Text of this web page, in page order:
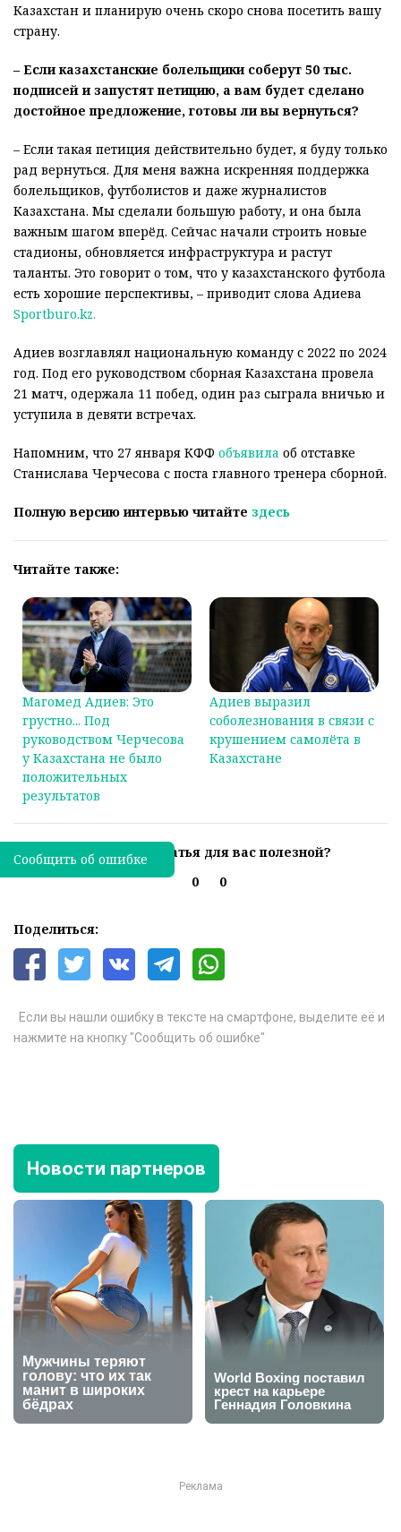
Казахстан и планирую очень скоро снова посетить вашу
страну.
– Если казахстанские болельщики соберут 50 тыс.
подписей и запустят петицию, а вам будет сделано
достойное предложение, готовы ли вы вернуться?
– Если такая петиция действительно будет, я буду только
рад вернуться. Для меня важна искренняя поддержка
болельщиков, футболистов и даже журналистов
Казахстана. Мы сделали большую работу, и она была
важным шагом вперёд. Сейчас начали строить новые
стадионы, обновляется инфраструктура и растут
таланты. Это говорит о том, что у казахстанского футбола
есть хорошие перспективы, – приводит слова Адиева
Sportburo.kz.
Адиев возглавлял национальную команду с 2022 по 2024
год. Под его руководством сборная Казахстана провела
21 матч, одержала 11 побед, один раз сыграла вничью и
уступила в девяти встречах.
Напомним, что 27 января КФФ объявила об отставке
Станислава Черчесова с поста главного тренера сборной.
Полную версию интервью читайте здесь
Читайте также:
Магомед Адиев: Это
грустно... Под
руководством Черчесова
у Казахстана не было
положительных
результатов
Адиев выразил
соболезнования в связи с
крушением самолёта в
Казахстане
Была ли эта статья для вас полезной?
0
0
Поделиться:
Если вы нашли ошибку в тексте на смартфоне, выделите её и
нажмите на кнопку "Сообщить об ошибке"
Сообщить об ошибке
Новости партнеров